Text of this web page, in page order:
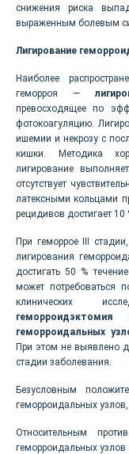
снижения риска
выраженным болевым
Лигирование
Наиболее
геморроя —
превосходящее по
фотокоагуляцию.
ишемии и некрозу с
кишки. Методика
лигирование
отсутствует
латексными кольцами
рецидивов достигает 10
При геморрое III
лигирования
достигать 50 %
может потребоваться
клинических
геморроидэктомия
геморроидальных
При этом не выявлено
стадии заболевания.
Безусловным
геморроидальных
Относительным
геморроидальных узлов